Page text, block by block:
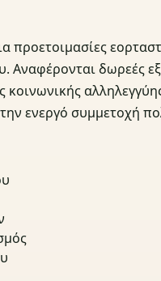
προετοιμασίες
Αναφέρονται δωρεές
ενεργό συμμετοχή